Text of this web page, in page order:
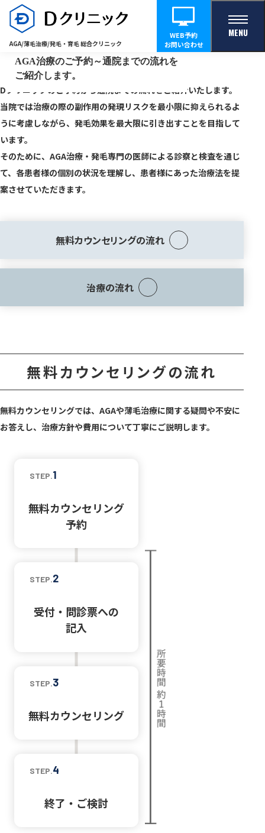
AGA/薄毛治療/発毛・育毛 総合クリニック
WEB予約
お問い合わせ
MENU
治療の流れ
AGA治療のご予約～通院までの流れを
ご紹介します。
Dクリニックのご予約から通院までの流れをご紹介いたします。
当院では治療の際の副作用の発現リスクを最小限に抑えられるよ
うに考慮しながら、発毛効果を最大限に引き出すことを目指して
います。
そのために、AGA治療・発毛専門の医師による診察と検査を通じ
て、各患者様の個別の状況を理解し、患者様にあった治療法を提
案させていただきます。
無料カウンセリングの流れ
治療の流れ
無料カウンセリングの流れ
無料カウンセリングでは、AGAや薄毛治療に関する疑問や不安に
お答えし、治療方針や費用について丁寧にご説明します。
STEP.1
無料カウンセリング
予約
STEP.2
受付・問診票への
記入
STEP.3
無料カウンセリング
STEP.4
終了・ご検討